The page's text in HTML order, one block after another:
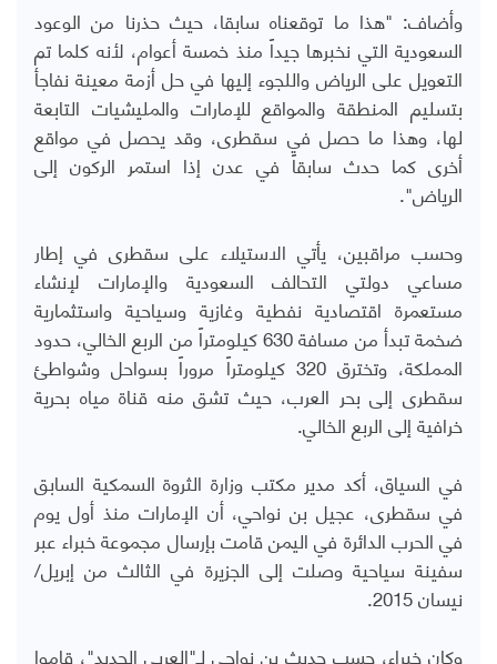
وأضاف: "هذا ما توقعناه سابقا، حيث حذرنا من الوعود
السعودية التي نخبرها جيداً منذ خمسة أعوام، لأنه كلما تم
التعويل على الرياض واللجوء إليها في حل أزمة معينة نفاجأ
بتسليم المنطقة والمواقع للإمارات والمليشيات التابعة
لها، وهذا ما حصل في سقطرى، وقد يحصل في مواقع
أخرى كما حدث سابقاً في عدن إذا استمر الركون إلى
الرياض".
وحسب مراقبين، يأتي الاستيلاء على سقطرى في إطار
مساعي دولتي التحالف السعودية والإمارات لإنشاء
مستعمرة اقتصادية نفطية وغازية وسياحية واستثمارية
ضخمة تبدأ من مسافة 630 كيلومتراً من الربع الخالي، حدود
المملكة، وتخترق 320 كيلومتراً مروراً بسواحل وشواطئ
سقطرى إلى بحر العرب، حيث تشق منه قناة مياه بحرية
خرافية إلى الربع الخالي.
في السياق، أكد مدير مكتب وزارة الثروة السمكية السابق
في سقطرى، عجيل بن نواحي، أن الإمارات منذ أول يوم
في الحرب الدائرة في اليمن قامت بإرسال مجموعة خبراء عبر
سفينة سياحية وصلت إلى الجزيرة في الثالث من إبريل/
نيسان 2015.
وكان خبراء، حسب حديث بن نواحي لـ"العربي الجديد"، قاموا